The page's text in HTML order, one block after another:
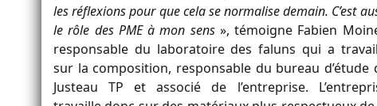
les réflexions pour que cela se normalise demain. C’est
le rôle des PME à mon sens », témoigne Fabien
responsable du laboratoire des faluns qui a
sur la composition, responsable du bureau d’étude
Justeau TP et associé de l’entreprise.